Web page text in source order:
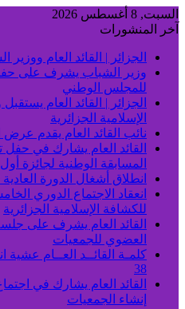
السبت, 8 أغسطس 2026
آخر المنشورات
الجزائر | القائد العام
للمجلس الوطني
الجزائر | القائد العام
الإسلامية الجزائرية
نائب القائد العام يقدم عرض
القائد العام يشارك في حفل
المسابقة الوطنية لجائزة
انطلاق أشغال الدورة العادية (38) للمجلس
انعقاد الاجتماع الدوري
للكشافة الإسلامية الجزائرية
القائد العام يشرف على
العضوي للجمعيات
كلمـة القائــد العــام
38
القائد العام يشارك في
إنشاء الجمعيات